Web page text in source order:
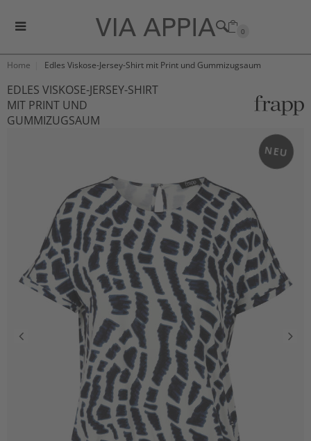
0
Home Edles Viskose-Jersey-Shirt mit Print und Gummizugsaum
EDLES VISKOSE-JERSEY-SHIRT
MIT PRINT UND
GUMMIZUGSAUM
NEU